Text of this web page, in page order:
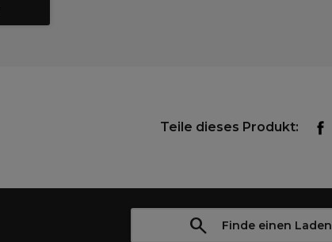
Teile dieses Produkt:
Finde einen Laden